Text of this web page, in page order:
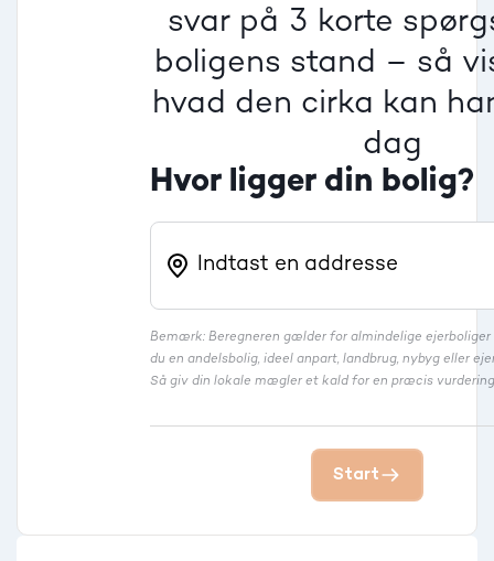
svar på 3 korte
boligens stand – så
hvad den cirka kan
dag
Hvor ligger din bolig?
Bemærk: Beregneren gælder for almindelige ejerboliger
du en andelsbolig, ideel anpart, landbrug, nybyg eller
Så giv din lokale mægler et kald for en præcis
Start